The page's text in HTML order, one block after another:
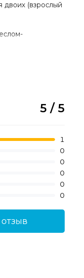
двоих (взрослый
сап или
5 / 5
1
0
0
0
0
0